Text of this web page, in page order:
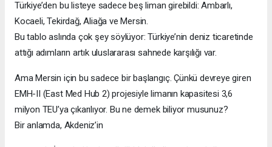
Türkiye’den bu listeye sadece beş liman girebildi: Ambarlı,
Kocaeli, Tekirdağ, Aliağa ve Mersin.
Bu tablo aslında çok şey söylüyor: Türkiye’nin deniz ticaretinde
attığı adımların artık uluslararası sahnede karşılığı var.
Ama Mersin için bu sadece bir başlangıç. Çünkü devreye giren
EMH-II (East Med Hub 2) projesiyle limanın kapasitesi 3,6
milyon TEU’ya çıkarılıyor. Bu ne demek biliyor musunuz?
Bir anlamda, Akdeniz’in